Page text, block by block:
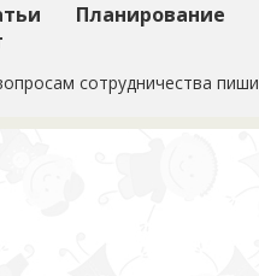
Планирование
сотрудничества